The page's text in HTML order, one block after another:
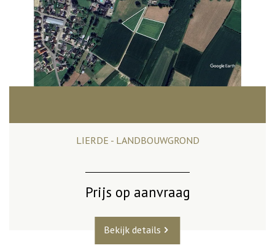
LIERDE - LANDBOUWGROND
Prijs op aanvraag
Bekijk details